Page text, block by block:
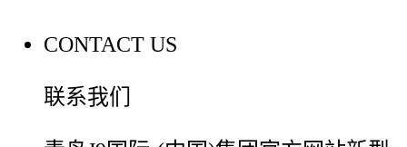
CONTACT US
联系我们